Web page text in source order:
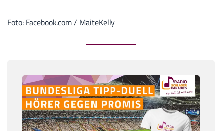
Foto: Facebook.com / MaiteKelly